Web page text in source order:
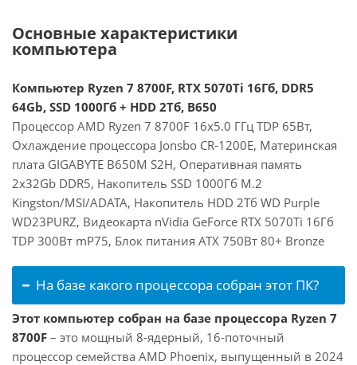
Основные характеристики
компьютера
Компьютер Ryzen 7 8700F, RTX 5070Ti 16Гб, DDR5
64Gb, SSD 1000Гб + HDD 2Тб, B650
Процессор AMD Ryzen 7 8700F 16x5.0 ГГц TDP 65Вт,
Охлаждение процессора Jonsbo CR-1200E, Материнская
плата GIGABYTE B650M S2H, Оперативная память
2x32Gb DDR5, Накопитель SSD 1000Гб M.2
Kingston/MSI/ADATA, Накопитель HDD 2Тб WD Purple
WD23PURZ, Видеокарта nVidia GeForce RTX 5070Ti 16Гб
TDP 300Вт mP75, Блок питания ATX 750Вт 80+ Bronze
На базе какого процессора собран этот ПК?
Этот компьютер собран на базе процессора Ryzen 7
8700F – это мощный 8-ядерный, 16-поточный
процессор семейства AMD Phoenix, выпущенный в 2024